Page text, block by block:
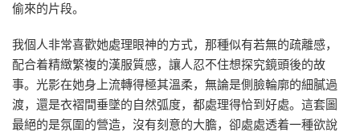
偷來的片段。
我個人非常喜歡她處理眼神的方式，那種似有若無的疏離感，
配合着精緻繁複的漢服質感，讓人忍不住想探究鏡頭後的故
事。光影在她身上流轉得極其溫柔，無論是側臉輪廓的細膩過
渡，還是衣褶間垂墜的自然弧度，都處理得恰到好處。這套圖
最絕的是氛圍的營造，沒有刻意的大膽，卻處處透着一種欲說